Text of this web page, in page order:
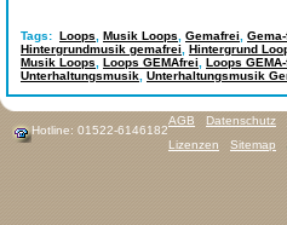
Tags: Loops Musik Loops Gemafrei
Hintergrundmusik gemafrei
Hintergrund
Musik Loops
Loops GEMAfrei Loops
Unterhaltungsmusik Unterhaltungsmusik
Hotline: 01522-6146182
AGB Datenschutz
Lizenzen
Sitemap